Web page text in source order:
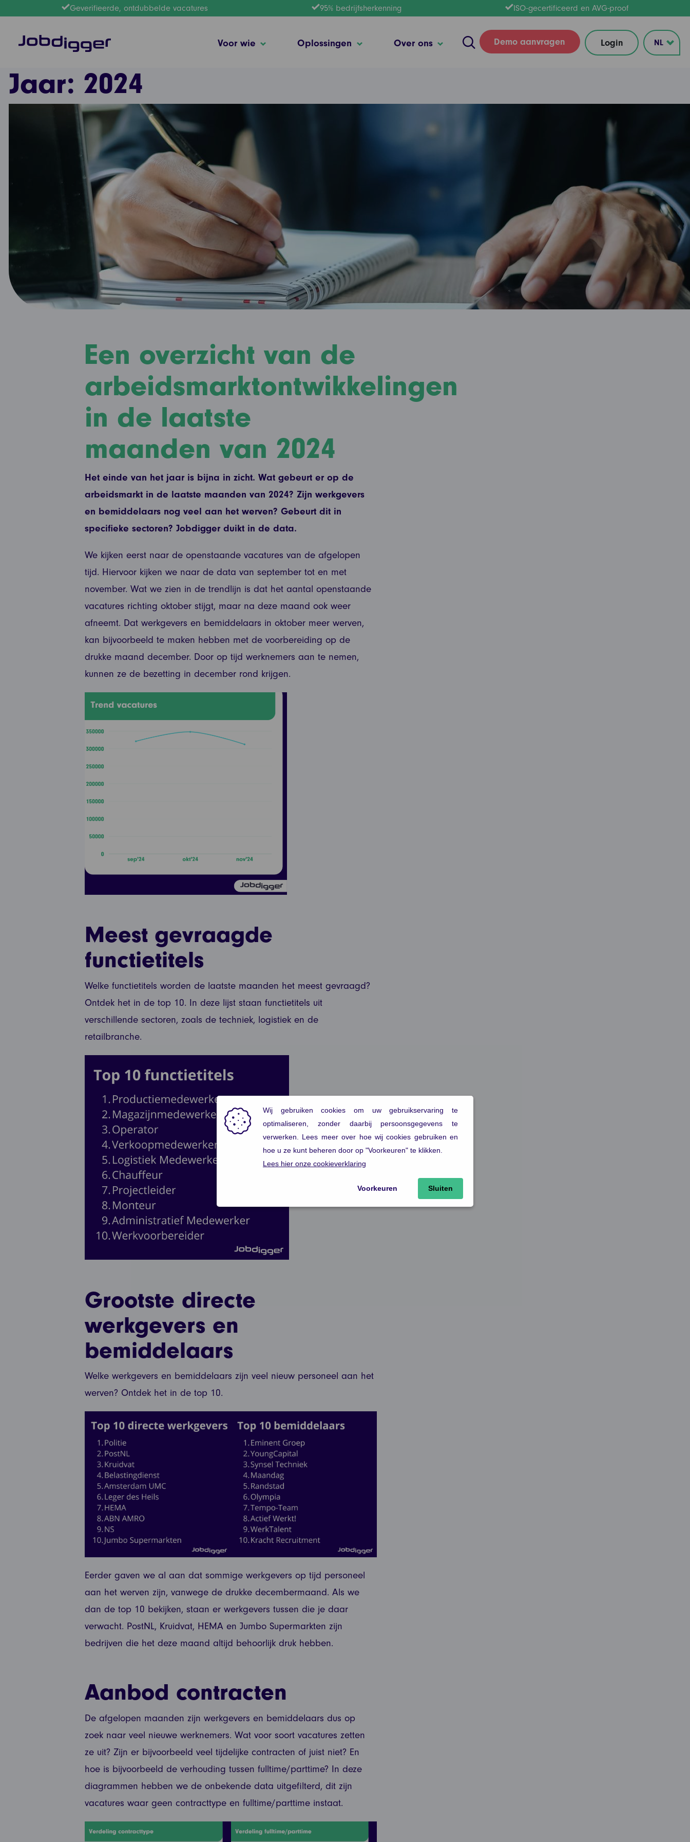
Geverifieerde, ontdubbelde vacatures 95% bedrijfsherkenning ISO-gecertificeerd en AVG-proof
Voor wie Oplossingen Over ons Demo aanvragen Login
Jaar: 2024
Een overzicht van de
arbeidsmarktontwikkelingen
in de laatste
maanden van 2024
Het einde van het jaar is bijna in zicht. Wat gebeurt er op de
arbeidsmarkt in de laatste maanden van 2024? Zijn werkgevers
en bemiddelaars nog veel aan het werven? Gebeurt dit in
specifieke sectoren? Jobdigger duikt in de data.
We kijken eerst naar de openstaande vacatures van de afgelopen
tijd. Hiervoor kijken we naar de data van september tot en met
november. Wat we zien in de trendlijn is dat het aantal openstaande
vacatures richting oktober stijgt, maar na deze maand ook weer
afneemt. Dat werkgevers en bemiddelaars in oktober meer werven,
kan bijvoorbeeld te maken hebben met de voorbereiding op de
drukke maand december. Door op tijd werknemers aan te nemen,
kunnen ze de bezetting in december rond krijgen.
Meest gevraagde
functietitels
Welke functietitels worden de laatste maanden het meest gevraagd?
Ontdek het in de top 10. In deze lijst staan functietitels uit
verschillende sectoren, zoals de techniek, logistiek en de
retailbranche.
Grootste directe
werkgevers en
bemiddelaars
Welke werkgevers en bemiddelaars zijn veel nieuw personeel aan het
werven? Ontdek het in de top 10.
Eerder gaven we al aan dat sommige werkgevers op tijd personeel
aan het werven zijn, vanwege de drukke decembermaand. Als we
dan de top 10 bekijken, staan er werkgevers tussen die je daar
verwacht. PostNL, Kruidvat, HEMA en Jumbo Supermarkten zijn
bedrijven die het deze maand altijd behoorlijk druk hebben.
Aanbod contracten
De afgelopen maanden zijn werkgevers en bemiddelaars dus op
zoek naar veel nieuwe werknemers. Wat voor soort vacatures zetten
ze uit? Zijn er bijvoorbeeld veel tijdelijke contracten of juist niet? En
hoe is bijvoorbeeld de verhouding tussen fulltime/parttime? In deze
diagrammen hebben we de onbekende data uitgefilterd, dit zijn
vacatures waar geen contracttype en fulltime/parttime instaat.